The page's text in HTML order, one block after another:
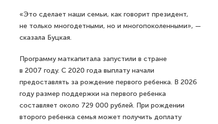
«Это сделает наши семьи, как говорит президент,
не только многодетными, но и многопоколенными», —
сказала Буцкая.
Программу маткапитала запустили в стране
в 2007 году. С 2020 года выплату начали
предоставлять за рождение первого ребенка. В 2026
году размер поддержки на первого ребенка
составляет около 729 000 рублей. При рождении
второго ребенка семья может получить доплату